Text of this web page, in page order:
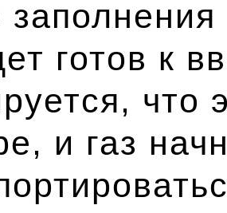
готов к
что
и газ